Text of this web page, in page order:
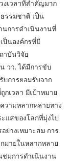
งเวลาที่สำคัญมาก
รรมชาติ เป็น
นการดำเนินงานที่
ป็นองค์กรที่มี
าบันวิจัย
วว. ได้มีการขับ
บการยอมรับจาก
กเวลา มีเป้าหมาย
วามหลากหลายทาง
แสของโลกที่มุ่งไป
ย่างเหมาะสม การ
มายในหลากหลาย
มการดำเนินงาน